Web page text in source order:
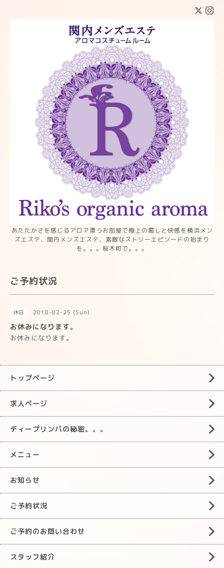
あたたかさを感じるアロマ漂うお部屋で極上の癒しと快感を横浜メン
ズエステ、関内メンズエステ、素敵なストリーエピソードの始まり
を。。。桜木町で。。。
ご予約状況
休日 2018-02-25 (Sun)
お休みになります。
お休みになります。
トップページ
求人ページ
ディープリンパの秘密。。。
メニュー
お知らせ
ご予約状況
ご予約のお問い合わせ
スタッフ紹介